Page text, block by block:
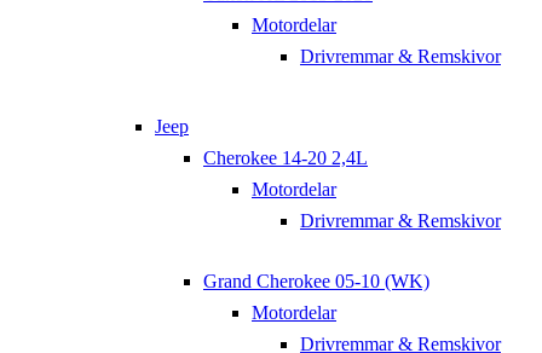
Motordelar
Drivremmar & Remskivor
Jeep
Cherokee 14-20 2,4L
Motordelar
Drivremmar & Remskivor
Grand Cherokee 05-10 (WK)
Motordelar
Drivremmar & Remskivor